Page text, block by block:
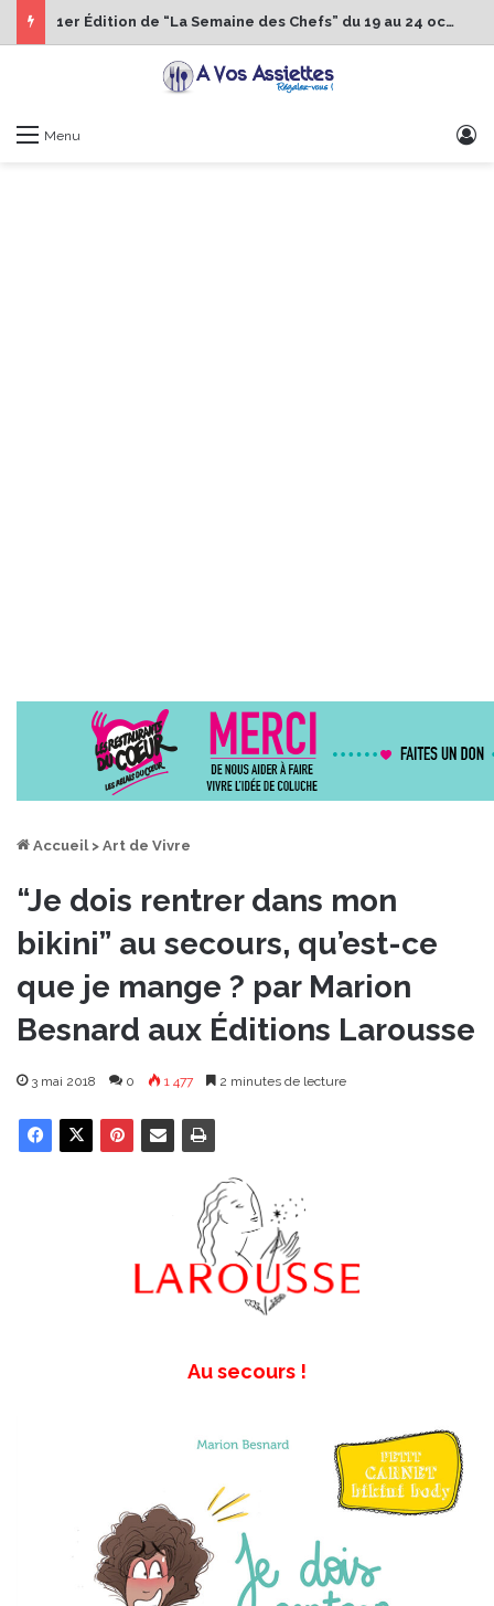
1er Édition de “La Semaine des Chefs” du 19 au 24 octobre 2026
Menu
Accueil > Art de Vivre
“Je dois rentrer dans mon
bikini” au secours, qu’est-ce
que je mange ? par Marion
Besnard aux Éditions Larousse
3 mai 2018 0 1 477 2 minutes de lecture
Au secours !